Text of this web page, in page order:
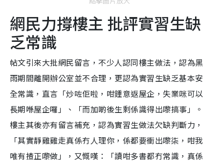
網民力撐樓主 批評實習生缺
乏常識
帖文引來大批網民留言，不少人認同樓主做法，認為黑
雨期間離開辦公室並不合理，更認為實習生缺乏基本安
全常識，直言「炒咗佢啦，咁鍾意返屋企，失業咪可以
長期喺屋企囉」、「而加啲後生剩係識得出嚟搞事」。
樓主其後亦有留言補充，認為實習生做法欠缺判斷力，
「其實靜雞雞走真係冇人理你，係都要衝出嚟柒，咁我
唯有揸正嚟做」，又慨嘆：「讀咁多書都冇常識，真係